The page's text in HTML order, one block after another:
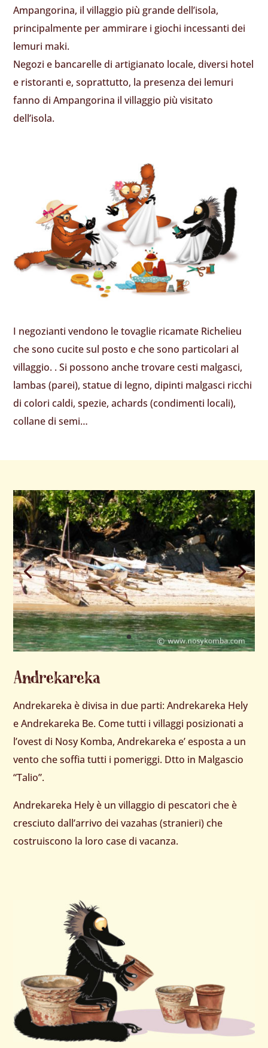
Ampangorina, il villaggio più grande dell’isola,
principalmente per ammirare i giochi incessanti dei
lemuri maki.
Negozi e bancarelle di artigianato locale, diversi hotel
e ristoranti e, soprattutto, la presenza dei lemuri
fanno di Ampangorina il villaggio più visitato
dell’isola.
I negozianti vendono le tovaglie ricamate Richelieu
che sono cucite sul posto e che sono particolari al
villaggio. . Si possono anche trovare cesti malgasci,
lambas (parei), statue di legno, dipinti malgasci ricchi
di colori caldi, spezie, achards (condimenti locali),
collane di semi…
Andrekareka
Andrekareka è divisa in due parti: Andrekareka Hely
e Andrekareka Be. Come tutti i villaggi posizionati a
l’ovest di Nosy Komba, Andrekareka e’ esposta a un
vento che soffia tutti i pomeriggi. Dtto in Malgascio
“Talio”.
Andrekareka Hely è un villaggio di pescatori che è
cresciuto dall’arrivo dei vazahas (stranieri) che
costruiscono la loro case di vacanza.